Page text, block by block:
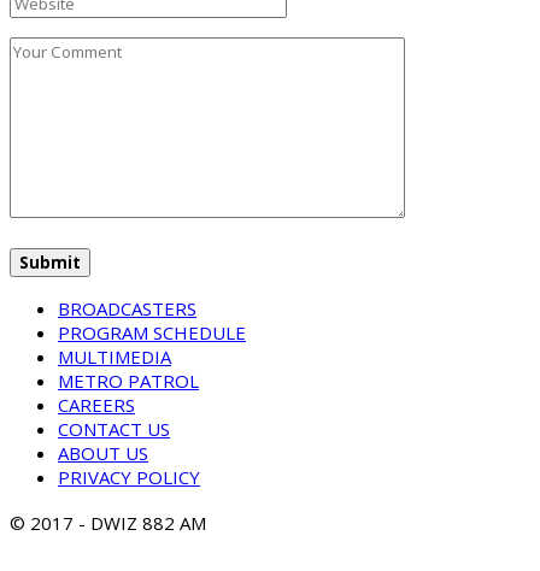
BROADCASTERS
PROGRAM SCHEDULE
MULTIMEDIA
METRO PATROL
CAREERS
CONTACT US
ABOUT US
PRIVACY POLICY
© 2017 - DWIZ 882 AM